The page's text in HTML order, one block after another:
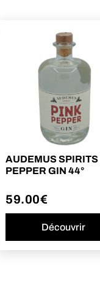
AUDEMUS SPIRITS
PEPPER GIN 44°
59.00€
Découvrir